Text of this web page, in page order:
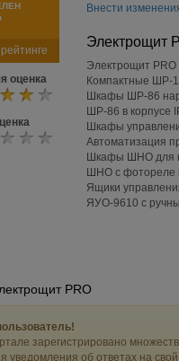
оценка
Внести
Электрощит
Электрощит
Компактные ШР-
Шкафы ШР-86
ШР-86 в корпусе
Шкафы
Автоматизация
Шкафы ШНО для
ШНО с фотореле
Ящики
ЯУО-9610 с
PRO
зарегистрировано
уведомления об ответах на